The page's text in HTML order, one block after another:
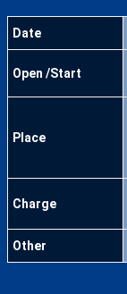
Date
Open /Start
Place
Charge
Other